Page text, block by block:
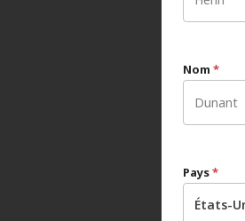
Nom *
Pays*
États-